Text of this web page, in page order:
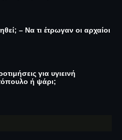
– Να τι έτρωγαν οι αρχαίοι
για υγιεινή
ή ψάρι;